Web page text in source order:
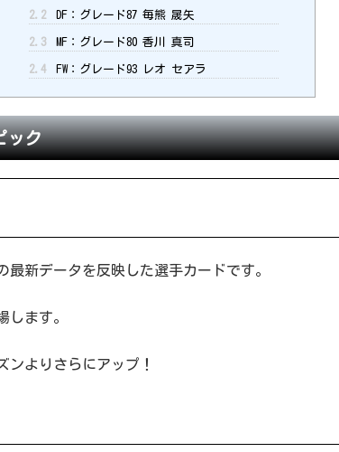
2.2 DF：グレード87 毎熊 晟矢
2.3 MF：グレード80 香川 真司
2.4 FW：グレード93 レオ セアラ
ック
新データを反映した選手カードです。
します。
ンよりさらにアップ！